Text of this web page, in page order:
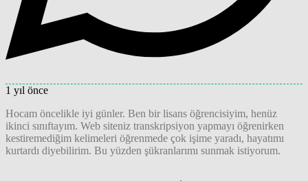
1 yıl önce
Hocam öncelikle iyi günler. Ben bir lisans öğrencisiyim, henüz
ikinci sınıftayım. Web siteniz transkripsiyon yapmayı öğrenirken
kestiremediğim kelimeleri öğrenmede çok işime yaradı, hayatımı
kurtardı diyebilirim. Bu yüzden şükranlarımı sunmak istiyorum.